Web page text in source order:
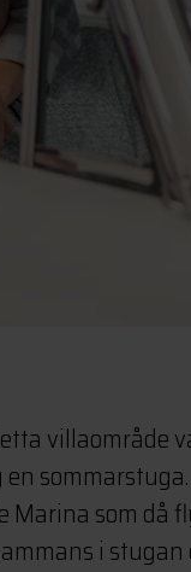
villaområde
Marina som då
i stugan